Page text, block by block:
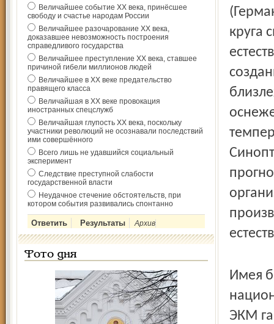
Величайшее событие ХХ века, принёсшее
свободу и счастье народам России
Величайшее разочарование ХХ века,
доказавшее невозможность построения
справедливого государства
Величайшее преступление ХХ века, ставшее
причиной гибели миллионов людей
Величайшее в ХХ веке предательство
правящего класса
Величайшая в ХХ веке провокация
иностранных спецслужб
Величайшая глупость ХХ века, поскольку
участники революций не осознавали последствий
ими совершённого
Всего лишь не удавшийся социальный
эксперимент
Следствие преступной слабости
государственной власти
Неудачное стечение обстоятельств, при
котором события развивались спонтанно
Архив
Фото дня
круга
Имея
ЭКМ